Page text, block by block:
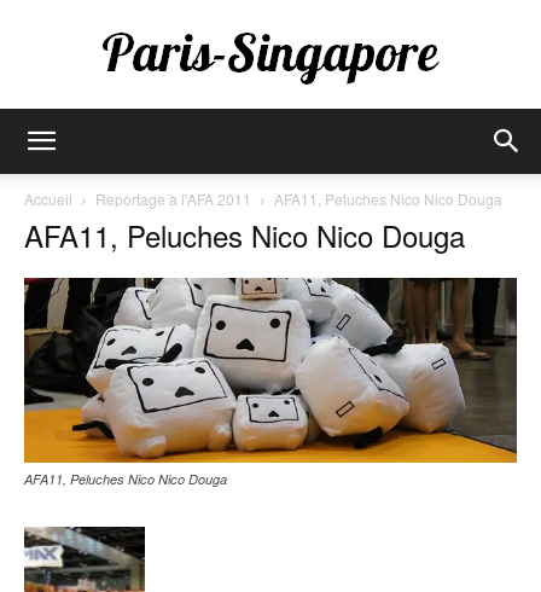
Singapore
Accueil Reportage à l’AFA 2011 AFA11, Peluches Nico Nico Douga
AFA11, Peluches Nico Nico Douga
AFA11, Peluches Nico Nico Douga